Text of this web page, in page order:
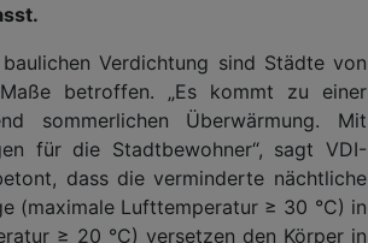
Verdichtung sind Städte von
betroffen. „Es kommt zu einer
sommerlichen Überwärmung. Mit
für die Stadtbewohner“, sagt VDI-
dass die verminderte nächtliche
(maximale Lufttemperatur ≥ 30 °C) in
≥ 20 °C) versetzen den Körper in